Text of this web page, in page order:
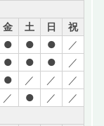
金 土 日
祝
● ● ●
／
● ● ●
／
● ／ ／
／
／ ● ／
／